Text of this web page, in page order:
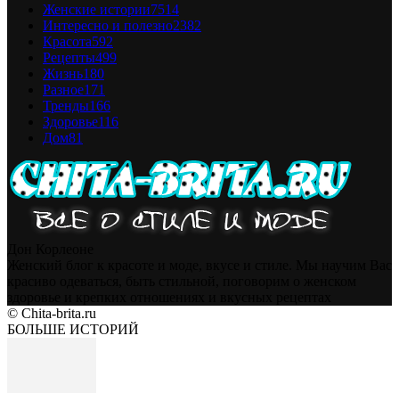
Женские истории7514
Интересно и полезно2382
Красота592
Рецепты499
Жизнь180
Разное171
Тренды166
Здоровье116
Дом81
© Chita-brita.ru
БОЛЬШЕ ИСТОРИЙ